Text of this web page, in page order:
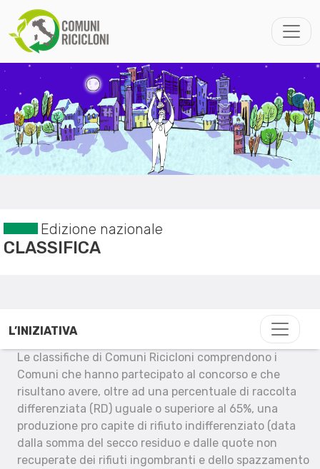
Edizione nazionale
CLASSIFICA
L’INIZIATIVA
Le classifiche di Comuni Ricicloni comprendono i
Comuni che hanno partecipato al concorso e che
risultano avere, oltre ad una percentuale di raccolta
differenziata (RD) uguale o superiore al 65%, una
produzione pro capite di rifiuto indifferenziato (data
dalla somma del secco residuo e dalle quote non
recuperate dei rifiuti ingombranti e dello spazzamento